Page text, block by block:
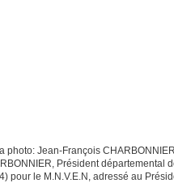
photo: Jean-François
Président départemental
pour le M.N.V.E.N, adressé au